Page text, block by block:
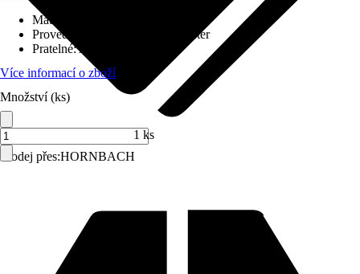
Prodej přes:HORNBACH
Materiál potahu
Provedení výplně
100 % polyester
Pratelné:Ano
Více informací o zboží
Množství (ks)
1 ks